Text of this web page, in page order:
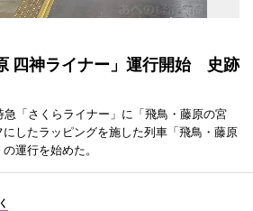
四神ライナー」運行開始 史跡
「さくらライナー」に「飛鳥・藤原の宮
したラッピングを施した列車「飛鳥・藤原
運行を始めた。